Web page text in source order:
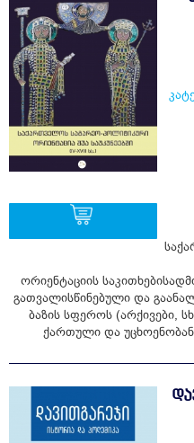
ყიდვა
ორიენტაციის
გათვალისწინებული და
ბაზის სფეროს (არქივები,
ქართული და